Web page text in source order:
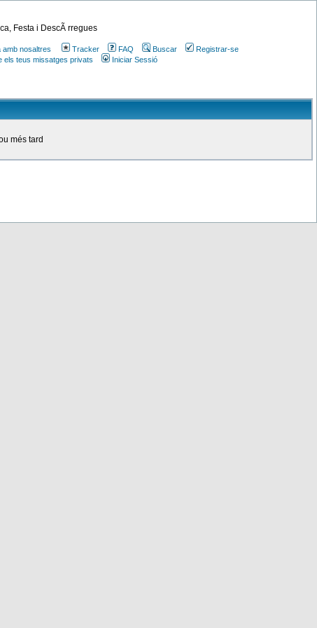
Festa i DescÃ rregues
amb nosaltres Tracker FAQ Buscar
Registrar-se
els teus missatges privats Iniciar Sessió
més tard